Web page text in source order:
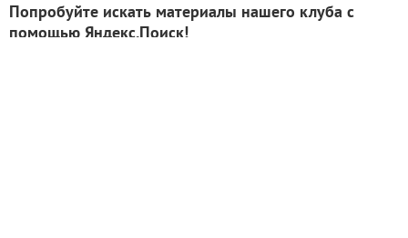
Попробуйте искать материалы нашего клуба с
помощью Яндекс.Поиск!